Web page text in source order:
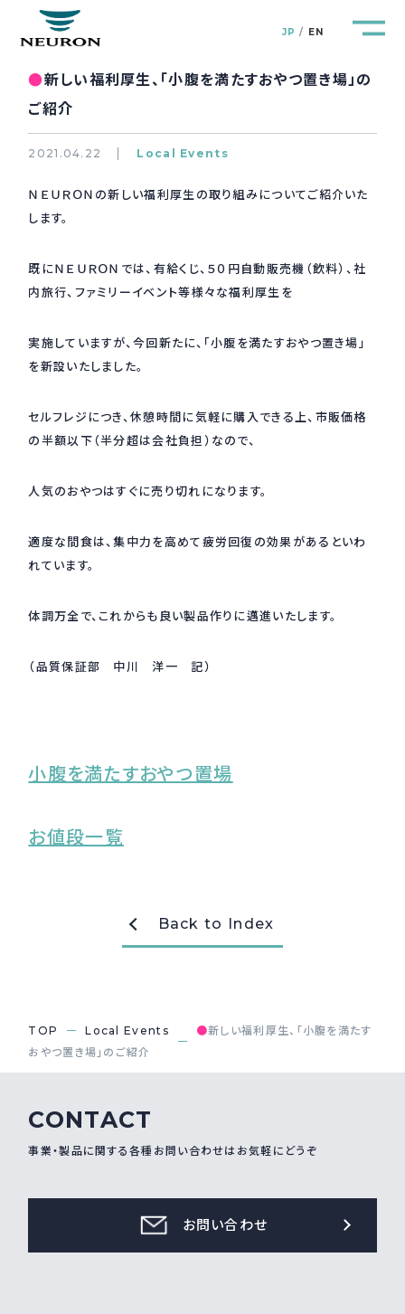
JP EN
企業情報
研究開発 R&D
採用情報 Recruit
●新しい福利厚生、「小腹を満たすおやつ置き場」の
ご紹介
2021.04.22 Local Events
ＮＥＵＲＯＮの新しい福利厚生の取り組みについてご紹介いた
します。
既にＮＥＵＲＯＮでは、有給くじ、５０円自動販売機（飲料）、社
内旅行、ファミリーイベント等様々な福利厚生を
実施していますが、今回新たに、「小腹を満たすおやつ置き場」
を新設いたしました。
セルフレジにつき、休憩時間に気軽に購入できる上、市販価格
の半額以下（半分超は会社負担）なので、
人気のおやつはすぐに売り切れになります。
適度な間食は、集中力を高めて疲労回復の効果があるといわ
れています。
体調万全で、これからも良い製品作りに邁進いたします。
（品質保証部 中川 洋一 記）
小腹を満たすおやつ置場
お値段一覧
Back to Index
TOP Local Events ●新しい福利厚生、「小腹を満たす
おやつ置き場」のご紹介
CONTACT
事業・製品に関する各種お問い合わせはお気軽にどうぞ
お問い合わせ